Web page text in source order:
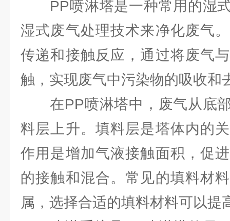
PP喷淋塔是一种常用的湿式
湿式废气处理技术来净化废气
传递和接触反应，通过将废气
触，实现废气中污染物的吸收和
在PP喷淋塔中，废气从底部
料层上升。填料层是塔体内的
作用是增加气液接触面积，促
的接触和混合。常见的填料材
属，选择合适的填料材料可以提